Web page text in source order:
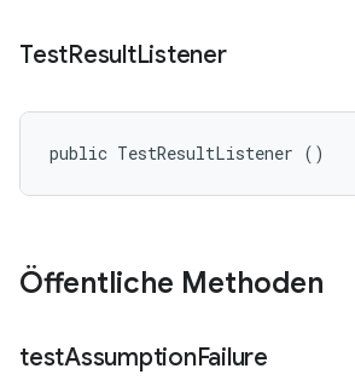
TestResultListener
public TestResultListener ()
Öffentliche Methoden
testAssumptionFailure